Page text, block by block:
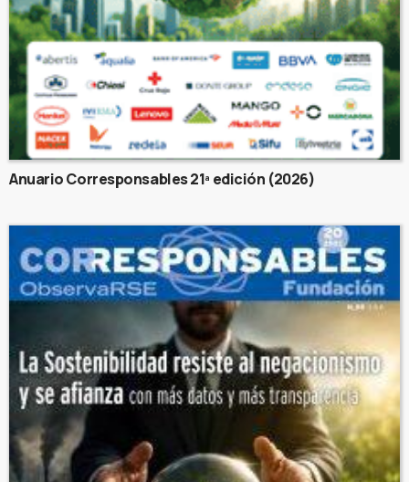
Anuario Corresponsables 21ª edición (2026)